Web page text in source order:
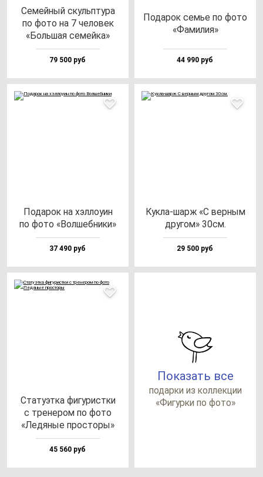
Семей­ный скуль­пту­ра
по фо­то на 7 че­ло­век
«Боль­шая се­мей­ка»
79 500 руб
Пода­рок семье по фо­то
«Фами­лия»
44 990 руб
Пода­рок на хэл­ло­уин
по фо­то «Вол­шеб­ни­ки»
37 490 руб
Кук­ла-шарж «С вер­ным
дру­гом» 30см.
29 500 руб
Ста­ту­эт­ка фи­гу­рис­тки
с тре­не­ром по фо­то
«Ледя­ные прос­то­ры»
45 560 руб
Показать все
по­дар­ки из кол­лек­ции
«Фигур­ки по фо­то»